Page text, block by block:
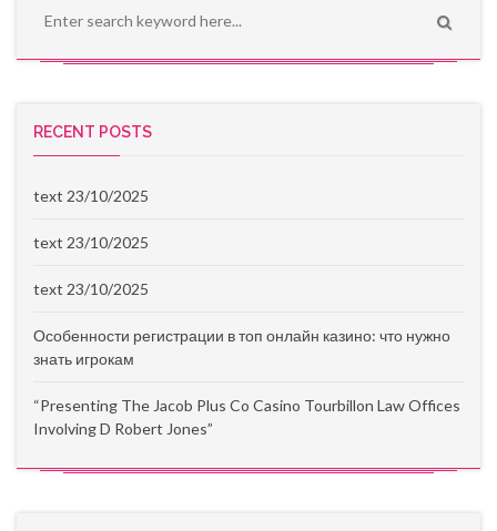
RECENT POSTS
text 23/10/2025
text 23/10/2025
text 23/10/2025
Особенности регистрации в топ онлайн казино: что нужно
знать игрокам
“Presenting The Jacob Plus Co Casino Tourbillon Law Offices
Involving D Robert Jones”